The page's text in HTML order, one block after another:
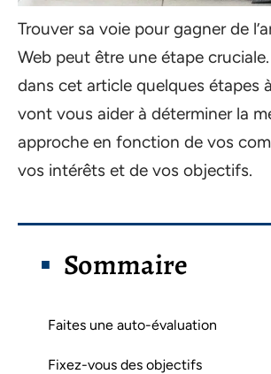
Trouver sa voie pour gagner de
Web peut être une étape
dans cet article quelques étapes
vont vous aider à déterminer la
approche en fonction de vos
vos intérêts et de vos objectifs.
Sommaire
Faites une auto-évaluation
Fixez-vous des objectifs